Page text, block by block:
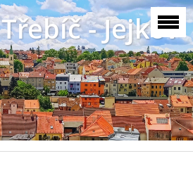
- Jejkov